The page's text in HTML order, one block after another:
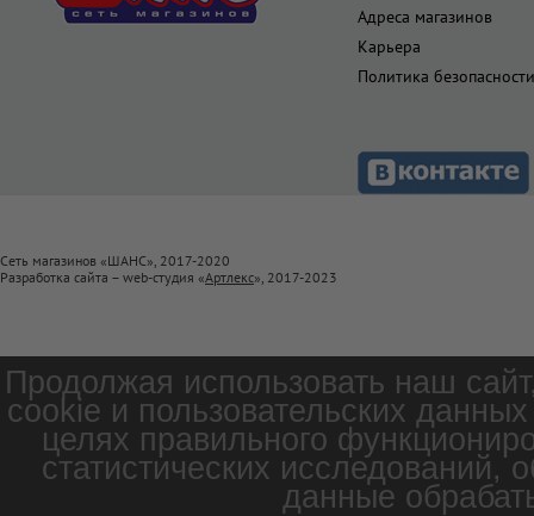
Адреса магазинов
Карьера
Политика безопасности
Сеть магазинов «ШАНС», 2017-2020
Разработка сайта – web-студия «Артлекс», 2017-2023
Продолжая использовать наш
cookie и пользовательских
целях правильного
статистических
данные